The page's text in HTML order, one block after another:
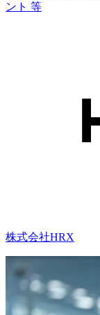
ント 等
株式会社HRX